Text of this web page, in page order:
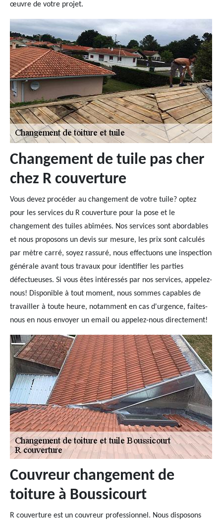
œuvre de votre projet.
Changement de tuile pas cher
chez R couverture
Vous devez procéder au changement de votre tuile? optez
pour les services du R couverture pour la pose et le
changement des tuiles abîmées. Nos services sont abordables
et nous proposons un devis sur mesure, les prix sont calculés
par mètre carré, soyez rassuré, nous effectuons une inspection
générale avant tous travaux pour identifier les parties
défectueuses. Si vous êtes intéressés par nos services, appelez-
nous! Disponible à tout moment, nous sommes capables de
travailler à toute heure, notamment en cas d'urgence, faites-
nous en nous envoyer un email ou appelez-nous directement!
Couvreur changement de
toiture à Boussicourt
R couverture est un couvreur professionnel. Nous disposons